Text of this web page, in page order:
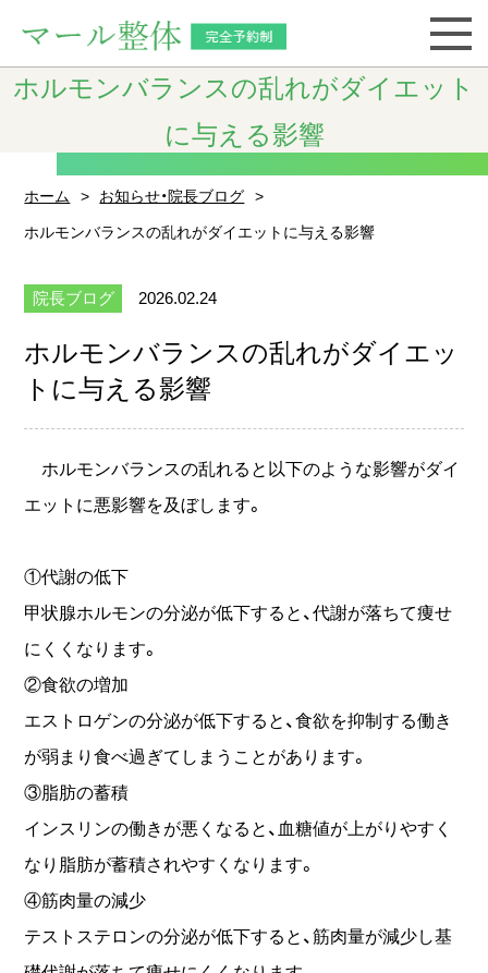
ホルモンバランスの乱れがダイエット
に与える影響
ホーム お知らせ・院長ブログ
ホルモンバランスの乱れがダイエットに与える影響
院長ブログ 2026.02.24
ホルモンバランスの乱れがダイエッ
トに与える影響
ホルモンバランスの乱れると以下のような影響がダイ
エットに悪影響を及ぼします。
①代謝の低下
甲状腺ホルモンの分泌が低下すると、代謝が落ちて痩せ
にくくなります。
②食欲の増加
エストロゲンの分泌が低下すると、食欲を抑制する働き
が弱まり食べ過ぎてしまうことがあります。
③脂肪の蓄積
インスリンの働きが悪くなると、血糖値が上がりやすく
なり脂肪が蓄積されやすくなります。
④筋肉量の減少
テストステロンの分泌が低下すると、筋肉量が減少し基